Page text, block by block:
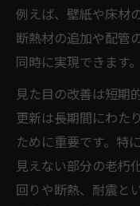
例えば、壁紙や床材
断熱材の追加や配管
同時に実現できます。
見た目の改善は短期
更新は長期間にわた
ために重要です。特
見えない部分の老朽
回りや断熱、耐震と